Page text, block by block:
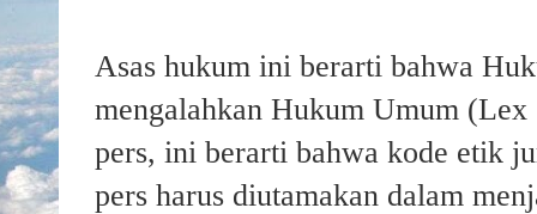
Asas hukum ini berarti bahwa
mengalahkan Hukum Umum
pers, ini berarti bahwa kode etik
pers harus diutamakan dalam